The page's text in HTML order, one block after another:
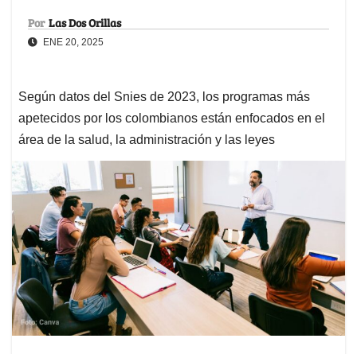
Por Las Dos Orillas
ENE 20, 2025
Según datos del Snies de 2023, los programas más
apetecidos por los colombianos están enfocados en el
área de la salud, la administración y las leyes